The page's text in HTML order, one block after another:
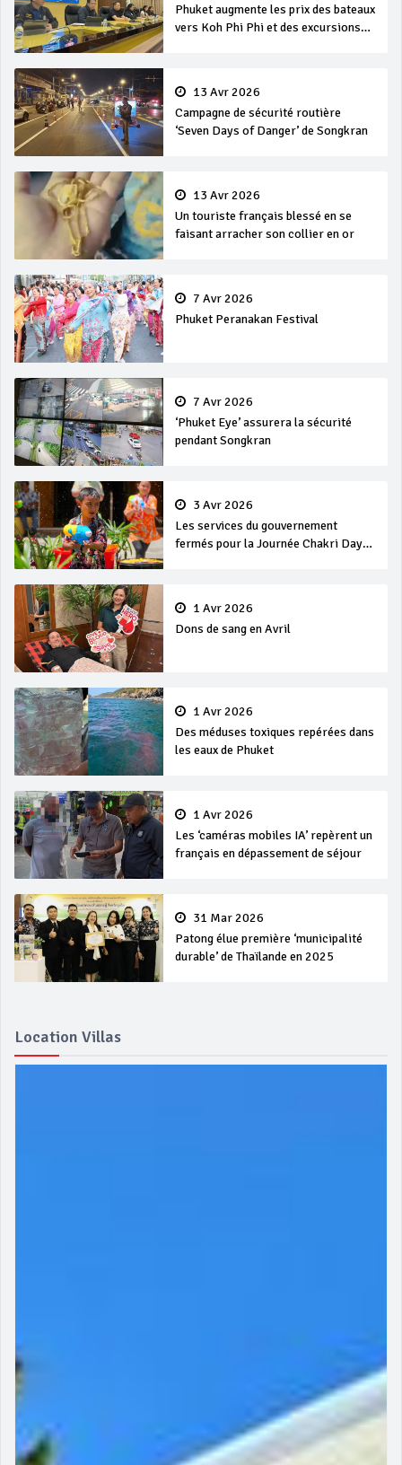
Phuket augmente les prix des bateaux
vers Koh Phi Phi et des excursions
13 Avr 2026
Campagne de sécurité routière
‘Seven Days of Danger’ de Songkran
13 Avr 2026
Un touriste français blessé en se
faisant arracher son collier en or
7 Avr 2026
Phuket Peranakan Festival
7 Avr 2026
‘Phuket Eye’ assurera la sécurité
pendant Songkran
3 Avr 2026
Les services du gouvernement
fermés pour la Journée Chakri Day
1 Avr 2026
Dons de sang en Avril
1 Avr 2026
Des méduses toxiques repérées dans
les eaux de Phuket
1 Avr 2026
Les ‘caméras mobiles IA’ repèrent un
français en dépassement de séjour
31 Mar 2026
Patong élue première ‘municipalité
durable’ de Thaïlande en 2025
Location Villas